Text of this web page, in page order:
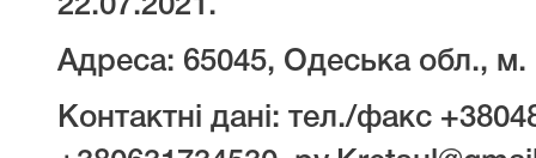
22.07.2021.
Адреса: 65045, Одеська обл.,
Контактні дані: тел./факс